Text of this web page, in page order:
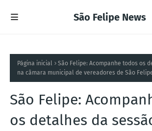
São Felipe News
Página inicial
São Felipe: Acompanhe todos os
na câmara municipal de vereadores de São Felipe
São Felipe:
os detalhes da